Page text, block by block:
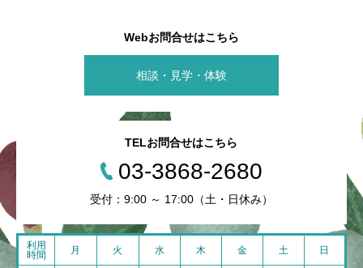
Webお問合せはこちら
相談・見学・体験
TELお問合せはこちら
03-3868-2680
受付：9:00 ～ 17:00（土・日休み）
利用
時間
月 火 水 木 金 土 日